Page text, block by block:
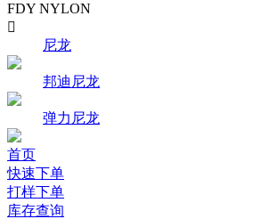
FDY NYLON

尼龙
邦迪尼龙
弹力尼龙
首页
快速下单
打样下单
库存查询